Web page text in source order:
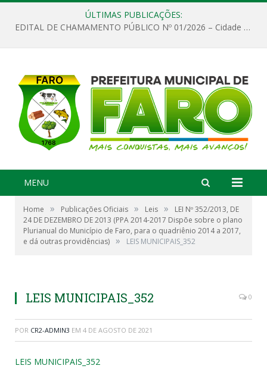
ÚLTIMAS PUBLICAÇÕES:
EDITAL DE CHAMAMENTO PÚBLICO Nº 01/2026 – Cidade de Faro
MENU
Home » Publicações Oficiais » Leis »
LEI Nº 352/2013, DE
24 DE DEZEMBRO DE 2013 (PPA 2014-2017 Dispõe sobre o plano
Plurianual do Município de Faro, para o quadriênio 2014 a 2017,
e dá outras providências) » LEIS MUNICIPAIS_352
LEIS MUNICIPAIS_352 0
POR CR2-ADMIN3 EM 4 DE AGOSTO DE 2021
LEIS MUNICIPAIS_352